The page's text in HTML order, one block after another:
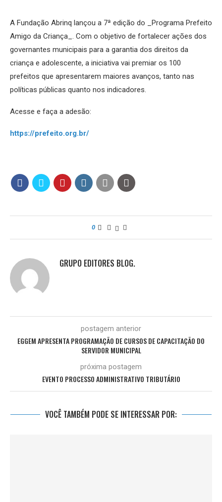
A Fundação Abrinq lançou a 7ª edição do _Programa Prefeito
Amigo da Criança_. Com o objetivo de fortalecer ações dos
governantes municipais para a garantia dos direitos da
criança e adolescente, a iniciativa vai premiar os 100
prefeitos que apresentarem maiores avanços, tanto nas
políticas públicas quanto nos indicadores.
Acesse e faça a adesão:
https://prefeito.org.br/
0
GRUPO EDITORES BLOG.
postagem anterior
EGGEM APRESENTA PROGRAMAÇÃO DE CURSOS DE CAPACITAÇÃO DO
SERVIDOR MUNICIPAL
próxima postagem
EVENTO PROCESSO ADMINISTRATIVO TRIBUTÁRIO
VOCÊ TAMBÉM PODE SE INTERESSAR POR: